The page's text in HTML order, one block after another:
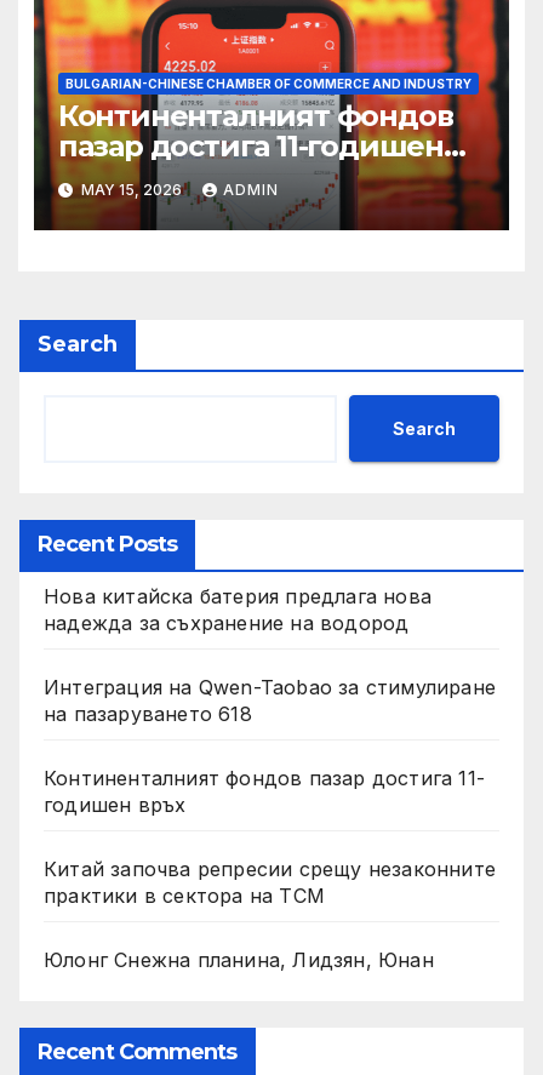
BULGARIAN-CHINESE CHAMBER OF COMMERCE AND INDUSTRY
Континенталният фондов
пазар достига 11-годишен
връх
MAY 15, 2026 ADMIN
Search
Search
Recent Posts
Нова китайска батерия предлага нова
надежда за съхранение на водород
Интеграция на Qwen-Taobao за стимулиране
на пазаруването 618
Континенталният фондов пазар достига 11-
годишен връх
Китай започва репресии срещу незаконните
практики в сектора на TCM
Юлонг Снежна планина, Лидзян, Юнан
Recent Comments